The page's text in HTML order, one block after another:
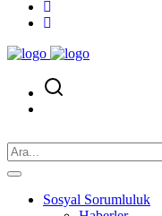
Sosyal Sorumluluk